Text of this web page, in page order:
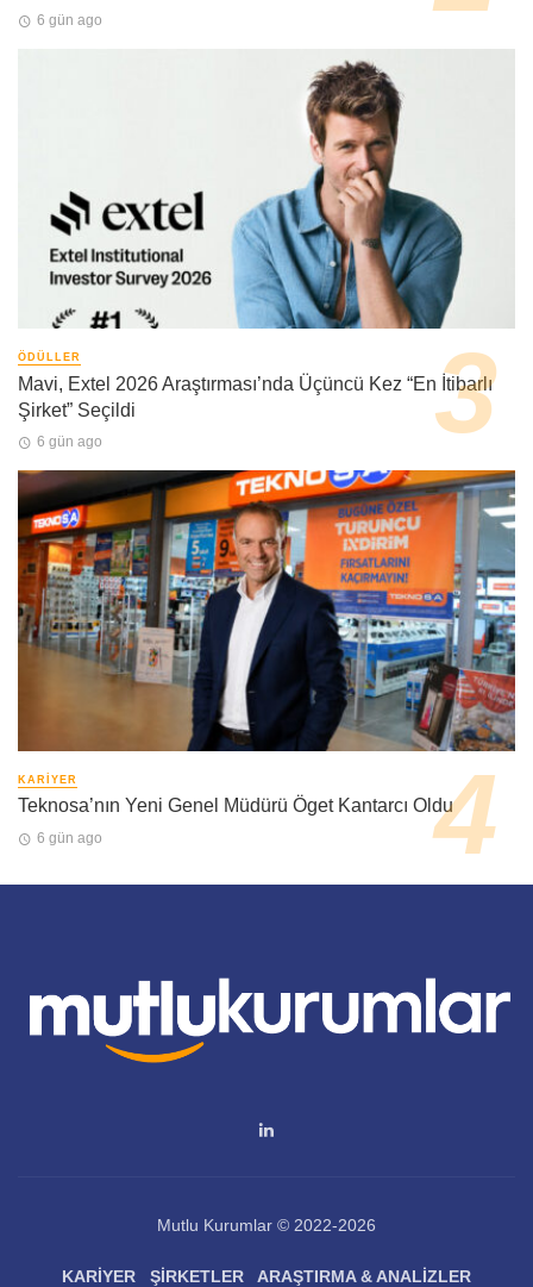
6 gün ago
ÖDÜLLER
Mavi, Extel 2026 Araştırması’nda Üçüncü Kez “En İtibarlı
Şirket” Seçildi
6 gün ago
KARIYER
Teknosa’nın Yeni Genel Müdürü Öget Kantarcı Oldu
6 gün ago
Mutlu Kurumlar © 2022-2026
KARIYER ŞIRKETLER ARAŞTIRMA & ANALIZLER